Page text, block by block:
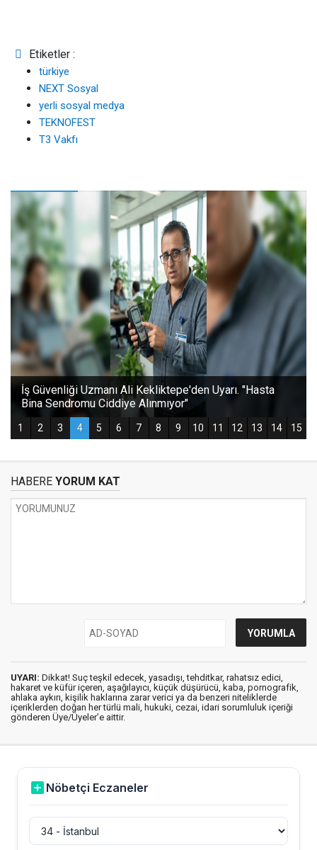
Etiketler :
türkiye
NEXT Sosyal
yerli sosyal medya
TEKNOFEST
T3 Vakfı
HABERE YORUM KAT
UYARI: Dikkat! Suç teşkil edecek, yasadışı, tehditkar, rahatsız edici,
hakaret ve küfür içeren, aşağılayıcı, küçük düşürücü, kaba, pornografik,
ahlaka aykırı, kişilik haklarına zarar verici ya da benzeri niteliklerde
içeriklerden doğan her türlü mali, hukuki, cezai, idari sorumluluk içeriği
gönderen Üye/Üyeler’e aittir.